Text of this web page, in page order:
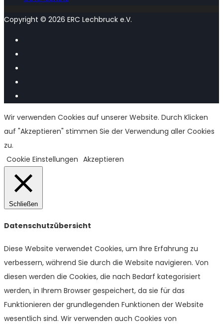
Copyright © 2026 ERC Lechbruck e.V.
Wir verwenden Cookies auf unserer Website. Durch Klicken
auf "Akzeptieren" stimmen Sie der Verwendung aller Cookies
zu.
Cookie Einstellungen Akzeptieren
Schließen
Datenschutzübersicht
Diese Website verwendet Cookies, um Ihre Erfahrung zu
verbessern, während Sie durch die Website navigieren. Von
diesen werden die Cookies, die nach Bedarf kategorisiert
werden, in Ihrem Browser gespeichert, da sie für das
Funktionieren der grundlegenden Funktionen der Website
wesentlich sind. Wir verwenden auch Cookies von